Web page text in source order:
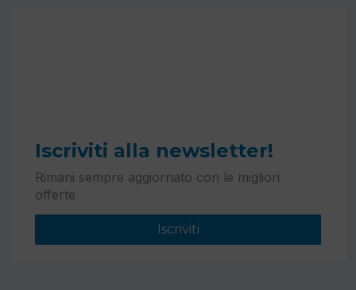
Iscriviti alla newsletter!
Rimani sempre aggiornato con le migliori
offerte
Iscriviti